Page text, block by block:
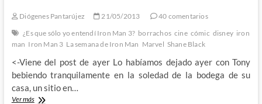
semana
Iron
Diógenes Pantarújez 21/05/2013
40 comentarios
¿Es que sólo yo entendí Iron Man 3? borrachos cine cómic disney iron
man Iron Man 3 La semana de Iron Man Marvel Shane Black
<-Viene del post de ayer Lo habíamos dejado ayer con Tony
bebiendo tranquilamente en la soledad de la bodega de su
casa, un sitio en…
Ver más¿Es